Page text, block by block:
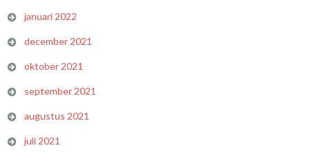
januari 2022
december 2021
oktober 2021
september 2021
augustus 2021
juli 2021